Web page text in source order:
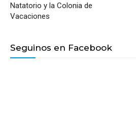
Natatorio y la Colonia de
Vacaciones
Seguinos en Facebook